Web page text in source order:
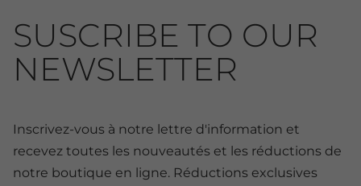
SUSCRIBE TO OUR
NEWSLETTER
Inscrivez-vous à notre lettre d'information et
recevez toutes les nouveautés et les réductions de
notre boutique en ligne. Réductions exclusives